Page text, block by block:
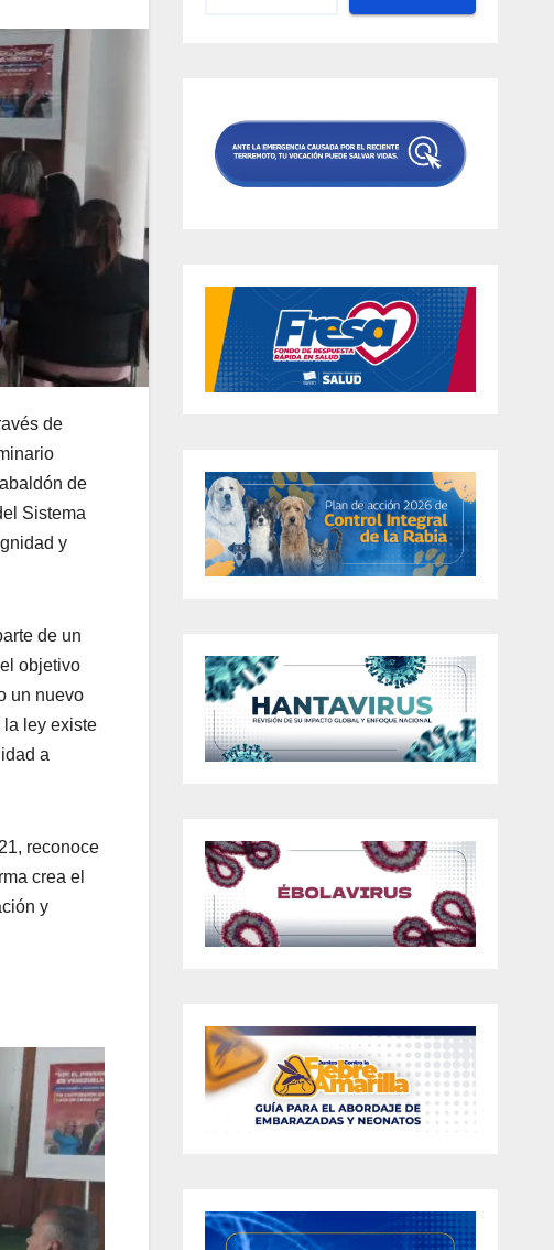
de
de
Sistema
y
de un
objetivo
un nuevo
la ley existe
a
reconoce
crea el
y